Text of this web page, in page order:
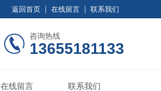
返回首页 在线留言 联系我们
咨询热线
13655181133
在线留言 联系我们